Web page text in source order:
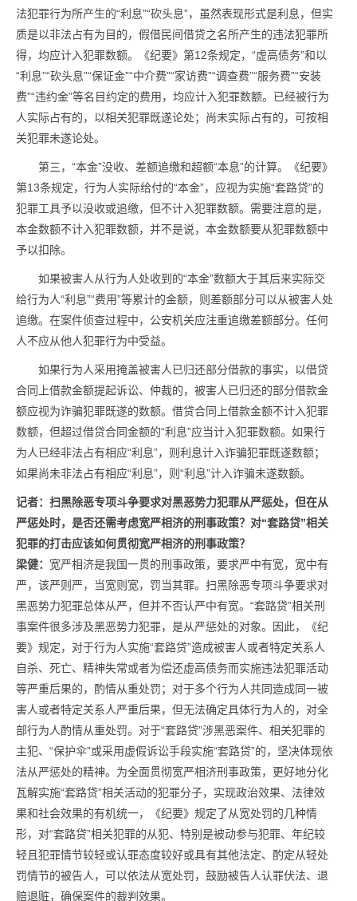
法犯罪行为所产生的“利息”“砍头息”，虽然表现形式是利息，但实
质是以非法占有为目的，假借民间借贷之名所产生的违法犯罪所
得，均应计入犯罪数额。《纪要》第12条规定，“虚高债务”和以
“利息”“砍头息”“保证金”“中介费”“家访费”“调查费”“服务费”“安装
费”“违约金”等名目约定的费用，均应计入犯罪数额。已经被行为
人实际占有的，以相关犯罪既遂论处；尚未实际占有的，可按相
关犯罪未遂论处。
第三，“本金”没收、差额追缴和超额“本息”的计算。《纪要》
第13条规定，行为人实际给付的“本金”，应视为实施“套路贷”的
犯罪工具予以没收或追缴，但不计入犯罪数额。需要注意的是，
本金数额不计入犯罪数额，并不是说，本金数额要从犯罪数额中
予以扣除。
如果被害人从行为人处收到的“本金”数额大于其后来实际交
给行为人“利息”“费用”等累计的金额，则差额部分可以从被害人处
追缴。在案件侦查过程中，公安机关应注重追缴差额部分。任何
人不应从他人犯罪行为中受益。
如果行为人采用掩盖被害人已归还部分借款的事实，以借贷
合同上借款金额提起诉讼、仲裁的，被害人已归还的部分借款金
额应视为诈骗犯罪既遂的数额。借贷合同上借款金额不计入犯罪
数额，但超过借贷合同金额的“利息”应当计入犯罪数额。如果行
为人已经非法占有相应“利息”，则利息计入诈骗犯罪既遂数额；
如果尚未非法占有相应“利息”，则“利息”计入诈骗未遂数额。
记者： 扫黑除恶专项斗争要求对黑恶势力犯罪从严惩处，但在从
严惩处时，是否还需考虑宽严相济的刑事政策？ 对“套路贷”相关
犯罪的打击应该如何贯彻宽严相济的刑事政策？
梁健： 宽严相济是我国一贯的刑事政策，要求严中有宽，宽中有
严，该严则严，当宽则宽，罚当其罪。扫黑除恶专项斗争要求对
黑恶势力犯罪总体从严，但并不否认严中有宽。“套路贷”相关刑
事案件很多涉及黑恶势力犯罪，是从严惩处的对象。因此，《纪
要》规定，对于行为人实施“套路贷”造成被害人或者特定关系人
自杀、死亡、精神失常或者为偿还虚高债务而实施违法犯罪活动
等严重后果的，酌情从重处罚；对于多个行为人共同造成同一被
害人或者特定关系人严重后果，但无法确定具体行为人的，对全
部行为人酌情从重处罚。对于“套路贷”涉黑恶案件、相关犯罪的
主犯、“保护伞”或采用虚假诉讼手段实施“套路贷”的，坚决体现依
法从严惩处的精神。为全面贯彻宽严相济刑事政策，更好地分化
瓦解实施“套路贷”相关活动的犯罪分子，实现政治效果、法律效
果和社会效果的有机统一，《纪要》规定了从宽处罚的几种情
形，对“套路贷”相关犯罪的从犯、特别是被动参与犯罪、年纪较
轻且犯罪情节较轻或认罪态度较好或具有其他法定、酌定从轻处
罚情节的被告人，可以依法从宽处罚，鼓励被告人认罪伏法、退
赔退赃，确保案件的裁判效果。